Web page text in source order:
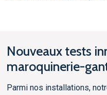
Nouveaux tests
maroquinerie-
Parmi nos installations,